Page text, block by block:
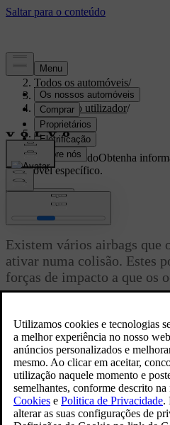
Apoio
Todos os automóveis/
EX30 2027 /
Manual do utilizador/
Segurança/
Airbags
Apoio personalizadoObtenha
automóvel específico.
Iniciar sessão
Airbags
Existem vários airbags que
ativar numa colisão. Estes
forças de impacto a que os